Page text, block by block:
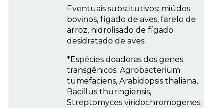
Eventuais substitutivos: miúdos
bovinos, fígado de aves, farelo de
arroz, hidrolisado de fígado
desidratado de aves.
*Espécies doadoras dos genes
transgênicos: Agrobacterium
tumefaciens, Arabidopsis thaliana,
Bacillus thuringiensis,
Streptomyces viridochromogenes.